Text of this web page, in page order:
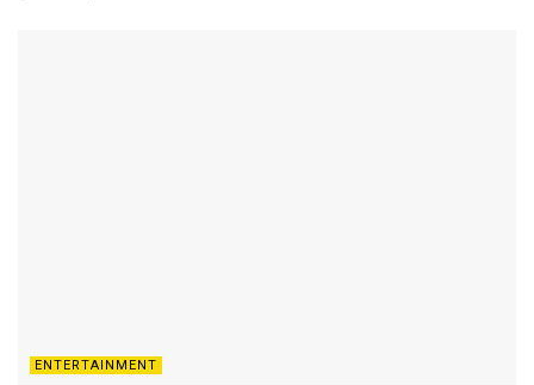
ENTERTAINMENT